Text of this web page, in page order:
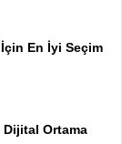
En İyi Seçim
Dijital Ortama